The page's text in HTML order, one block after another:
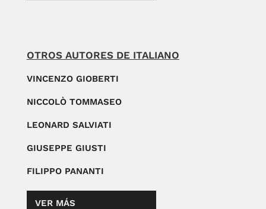
OTROS AUTORES DE ITALIANO
VINCENZO GIOBERTI
NICCOLÒ TOMMASEO
LEONARD SALVIATI
GIUSEPPE GIUSTI
FILIPPO PANANTI
VER MÁS